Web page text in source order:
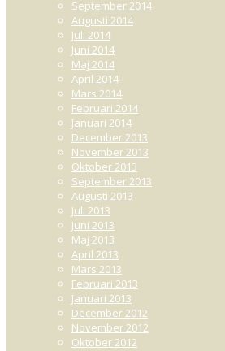
September 2014
Augusti 2014
Juli 2014
Juni 2014
Maj 2014
April 2014
Mars 2014
Februari 2014
Januari 2014
December 2013
November 2013
Oktober 2013
September 2013
Augusti 2013
Juli 2013
Juni 2013
Maj 2013
April 2013
Mars 2013
Februari 2013
Januari 2013
December 2012
November 2012
Oktober 2012